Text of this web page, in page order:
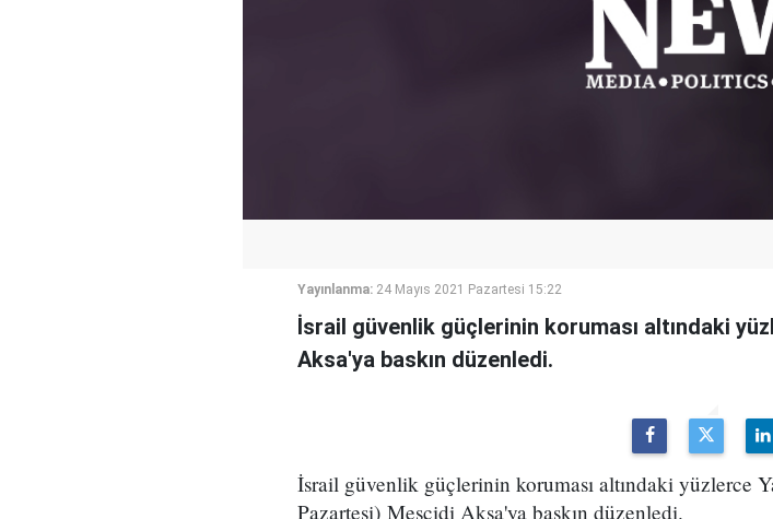
Yayınlanma: 24 Mayıs 2021 Pazartesi 15:22
İsrail güvenlik güçlerinin koruması altındaki
Aksa'ya baskın düzenledi.
İsrail güvenlik güçlerinin koruması altındaki yüzlerce
Pazartesi) Mescidi Aksa'ya baskın düzenledi.